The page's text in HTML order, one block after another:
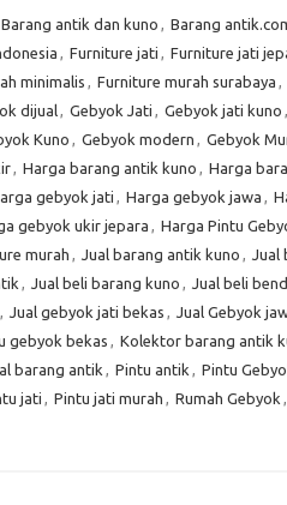
Barang antik dan kuno , Barang
, Furniture jati , Furniture jati
minimalis , Furniture murah surabaya ,
dijual, Gebyok Jati , Gebyok jati kuno ,
Kuno , Gebyok modern , Gebyok
, Harga barang antik kuno , Harga
gebyok jati , Harga gebyok jawa ,
gebyok ukir jepara , Harga Pintu
murah , Jual barang antik kuno , Jual
, Jual beli barang kuno , Jual beli
, Jual gebyok jati bekas , Jual Gebyok
gebyok bekas , Kolektor barang antik
barang antik , Pintu antik , Pintu
jati , Pintu jati murah , Rumah Gebyok ,